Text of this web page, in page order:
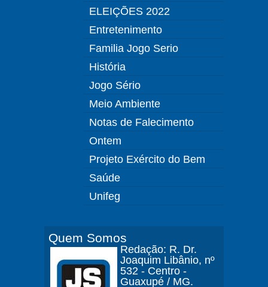
ELEIÇÕES 2022
Entretenimento
Familia Jogo Serio
História
Jogo Sério
Meio Ambiente
Notas de Falecimento
Ontem
Projeto Exército do Bem
Saúde
Unifeg
Quem Somos
Redação: R. Dr.
Joaquim Libânio, nº
532 - Centro -
Guaxupé / MG.